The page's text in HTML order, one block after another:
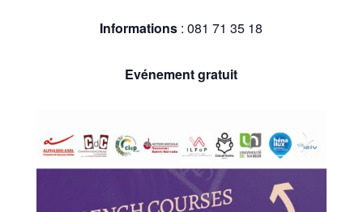
Informations : 081 71 35 18
Evénement gratuit